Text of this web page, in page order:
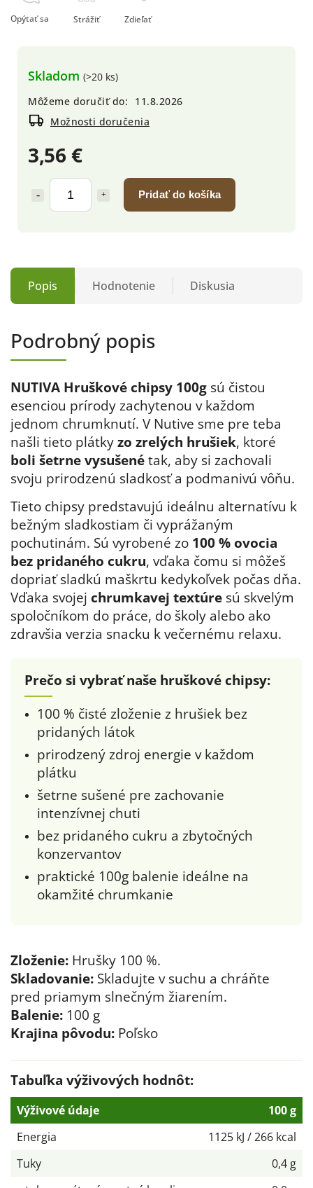
3,56 €
Pridať do košíka
Skladom (>20 ks)
Môžeme doručiť do:
11.8.2026
Možnosti doručenia
Opýtať sa Strážiť Zdieľať
Popis Hodnotenie Diskusia
Podrobný popis
NUTIVA Hruškové chipsy 100g sú čistou
esenciou prírody zachytenou v každom
jednom chrumknutí. V Nutive sme pre teba
našli tieto plátky zo zrelých hrušiek, ktoré
boli šetrne vysušené tak, aby si zachovali
svoju prirodzenú sladkosť a podmanivú vôňu.
Tieto chipsy predstavujú ideálnu alternatívu k
bežným sladkostiam či vyprážaným
pochutinám. Sú vyrobené zo 100 % ovocia
bez pridaného cukru, vďaka čomu si môžeš
dopriať sladkú maškrtu kedykoľvek počas dňa.
Vďaka svojej chrumkavej textúre sú skvelým
spoločníkom do práce, do školy alebo ako
zdravšia verzia snacku k večernému relaxu.
Prečo si vybrať naše hruškové chipsy:
100 % čisté zloženie z hrušiek bez
pridaných látok
prirodzený zdroj energie v každom
plátku
šetrne sušené pre zachovanie
intenzívnej chuti
bez pridaného cukru a zbytočných
konzervantov
praktické 100g balenie ideálne na
okamžité chrumkanie
Zloženie: Hrušky 100 %.
Skladovanie: Skladujte v suchu a chráňte
pred priamym slnečným žiarením.
Balenie: 100 g
Krajina pôvodu: Poľsko
Tabuľka výživových hodnôt:
Výživové údaje
100 g
Energia
1125 kJ / 266 kcal
Tuky
0,4 g